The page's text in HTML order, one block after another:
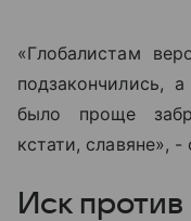
«Глобалистам
подзакончились,
было проще
кстати, славяне», -
Иск